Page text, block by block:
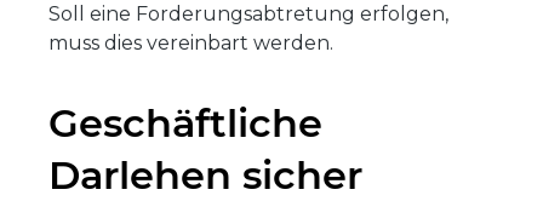
Soll eine Forderungsabtretung erfolgen,
muss dies vereinbart werden.
Geschäftliche
Darlehen sicher